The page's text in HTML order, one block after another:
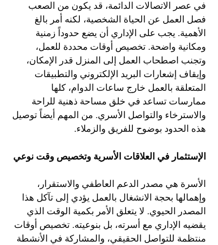
في عصر الاتصالات الدائمة، قد يكون من الصعب
فصل العمل عن الحياة الشخصية، لكنه أمر بالغ
الأهمية. يجب على الإداري أن يضع حدوداً زمنية
ومكانية واضحة. تخصيص أوقات محددة للعمل،
وتجنب اصطحاب العمل إلى المنزل قدر الإمكان،
وإيقاف إشعارات البريد الإلكتروني والتطبيقات
المتعلقة بالعمل خارج ساعات الدوام، كلها
ممارسات تساعد في خلق مساحة ذهنية للراحة
والاسترخاء والتواصل الأسري. من المهم أيضاً توصيل
هذه الحدود بوضوح للفريق والزملاء.
الإستثمار في العلاقات الأسرية وتخصيص وقت نوعي
الأسرة هي مصدر الدعم العاطفي والاستقرار،
وإهمالها بحجة الانشغال بالعمل يؤدي إلى تآكل هذا
المصدر الحيوي. لا يتعلق الأمر بكمية الوقت الذي
يقضيه الإداري مع أسرته، بل بنوعيته. تخصيص أوقات
منتظمة للتواصل الحقيقي، والمشاركة في الأنشطة